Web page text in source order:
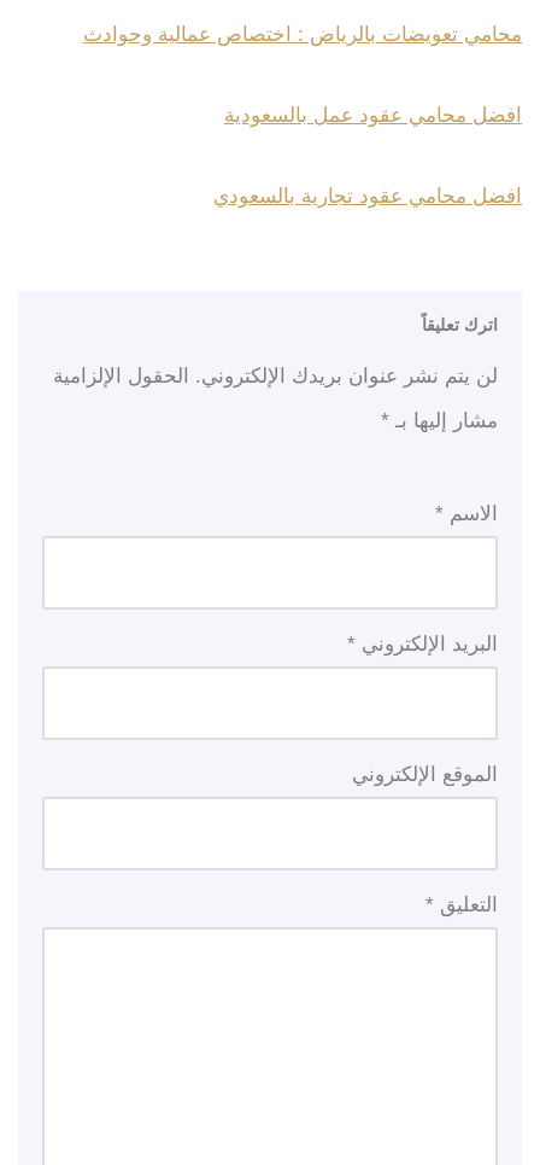
محامي تعويضات بالرياض : اختصاص عمالية وحوادث
افضل محامي عقود عمل بالسعودية
افضل محامي عقود تجارية بالسعودي
اترك تعليقاً
لن يتم نشر عنوان بريدك الإلكتروني.
الحقول الإلزامية
مشار إليها بـ *
الاسم *
البريد الإلكتروني *
الموقع الإلكتروني
التعليق *